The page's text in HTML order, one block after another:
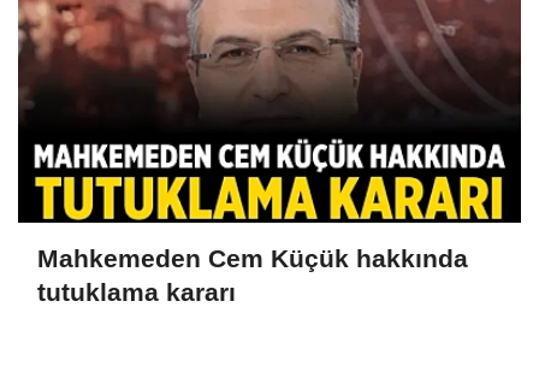
Mahkemeden Cem Küçük hakkında
tutuklama kararı